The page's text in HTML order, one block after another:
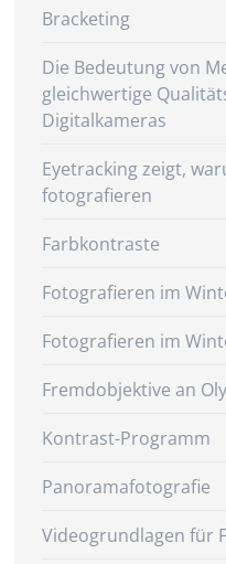
Bracketing
Die Bedeutung von
gleichwertige
Digitalkameras
Eyetracking zeigt,
fotografieren
Farbkontraste
Fotografieren im
Fotografieren im
Fremdobjektive an
Kontrast-Programm
Panoramafotografie
Videogrundlagen für